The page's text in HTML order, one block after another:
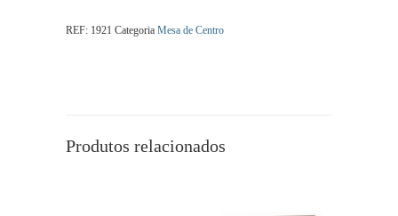
REF: 1921 Categoria Mesa de Centro
Produtos relacionados